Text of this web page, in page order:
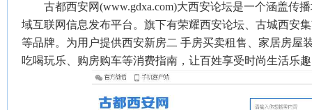
古都西安网(www.gdxa.com)大西安论坛是一个涵盖传
域互联网信息发布平台。旗下有荣耀西安论坛、古城西安
等品牌。为用户提供西安新房二 手房买卖租售、家居房屋
吃喝玩乐、购房购车等消费指南，让百姓享受时尚生活乐